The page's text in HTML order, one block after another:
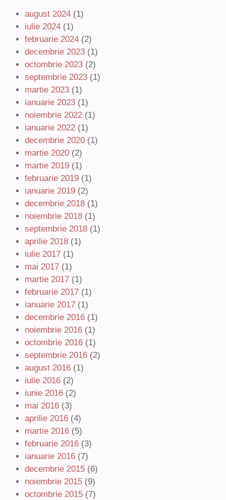
august 2024 (1)
iulie 2024 (1)
februarie 2024 (2)
decembrie 2023 (1)
octombrie 2023 (2)
septembrie 2023 (1)
martie 2023 (1)
ianuarie 2023 (1)
noiembrie 2022 (1)
ianuarie 2022 (1)
decembrie 2020 (1)
martie 2020 (2)
martie 2019 (1)
februarie 2019 (1)
ianuarie 2019 (2)
decembrie 2018 (1)
noiembrie 2018 (1)
septembrie 2018 (1)
aprilie 2018 (1)
iulie 2017 (1)
mai 2017 (1)
martie 2017 (1)
februarie 2017 (1)
ianuarie 2017 (1)
decembrie 2016 (1)
noiembrie 2016 (1)
octombrie 2016 (1)
septembrie 2016 (2)
august 2016 (1)
iulie 2016 (2)
iunie 2016 (2)
mai 2016 (3)
aprilie 2016 (4)
martie 2016 (5)
februarie 2016 (3)
ianuarie 2016 (7)
decembrie 2015 (6)
noiembrie 2015 (9)
octombrie 2015 (7)